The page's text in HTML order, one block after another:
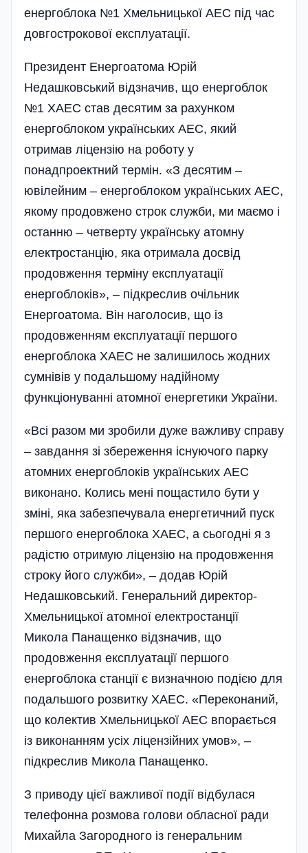
енергоблока №1 Хмельницької АЕС під час
довгострокової експлуатації.
Президент Енергоатома Юрій
Недашковський відзначив, що енергоблок
№1 ХАЕС став десятим за рахунком
енергоблоком українських АЕС, який
отримав ліцензію на роботу у
понадпроектний термін. «З десятим –
ювілейним – енергоблоком українських АЕС,
якому продовжено строк служби, ми маємо і
останню – четверту українську атомну
електростанцію, яка отримала досвід
продовження терміну експлуатації
енергоблоків», – підкреслив очільник
Енергоатома. Він наголосив, що із
продовженням експлуатації першого
енергоблока ХАЕС не залишилось жодних
сумнівів у подальшому надійному
функціонуванні атомної енергетики України.
«Всі разом ми зробили дуже важливу справу
– завдання зі збереження існуючого парку
атомних енергоблоків українських АЕС
виконано. Колись мені пощастило бути у
зміні, яка забезпечувала енергетичний пуск
першого енергоблока­ ХАЕС, а сьогодні я з
радістю отримую ліцензію на продовження
строку­ його служби», – додав Юрій
Недашковський. Генеральний директор­
Хмельницької атомної електростанції
Микола Панащенко відзначив, що
продовження експлуатації першого
енергоблока станції є визначною подією для
подальшого розвитку ХАЕС. «Переконаний,
що колектив Хмельницької АЕС впорається
із виконанням усіх ліцензійних умов», –
підкреслив Микола Панащенко.
З приводу цієї важливої події відбулася
телефонна розмова голови обласної ради
Михайла Загородного із генеральним